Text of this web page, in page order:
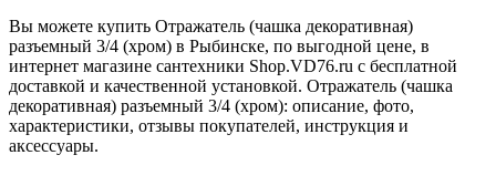
Вы можете купить Отражатель (чашка декоративная)
разъемный 3/4 (хром) в Рыбинске, по выгодной цене, в
интернет магазине сантехники Shop.VD76.ru с бесплатной
доставкой и качественной установкой. Отражатель (чашка
декоративная) разъемный 3/4 (хром): описание, фото,
характеристики, отзывы покупателей, инструкция и
аксессуары.